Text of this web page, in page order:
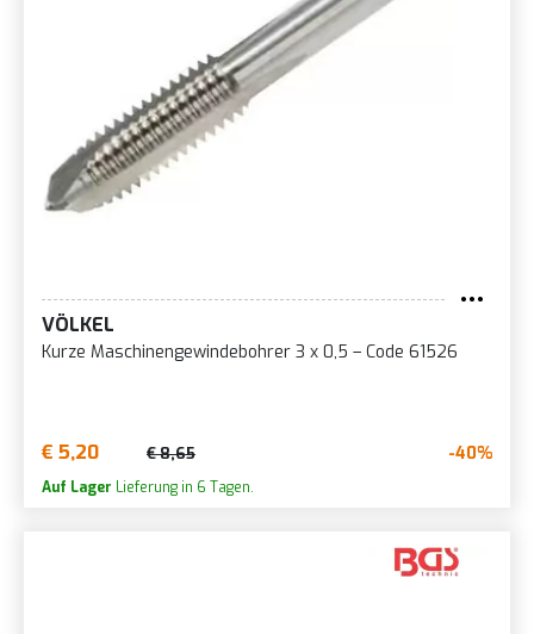
VÖLKEL
Kurze Maschinengewindebohrer 3 x 0,5 – Code 61526
€ 5,20 € 8,65 -40%
Auf Lager Lieferung in 6 Tagen.